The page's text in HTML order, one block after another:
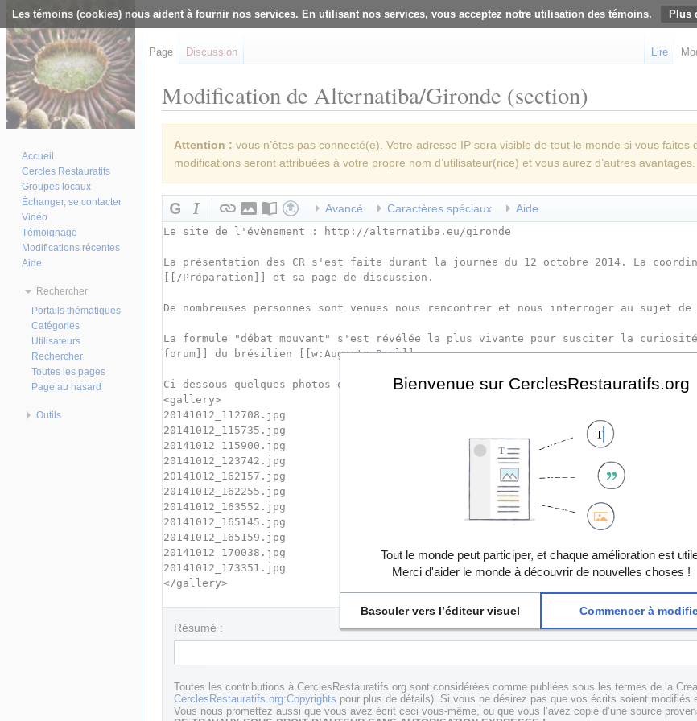
Les témoins (cookies) nous aident à fournir nos services. En utilisant nos services, vous acceptez notre utilisation des témoins. Plus
Modification de Alternatiba/Gironde (section)
Attention : vous n’êtes pas connecté(e). Votre adresse IP sera visible de tout le monde si vous faites
modifications seront attribuées à votre propre nom d’utilisateur(rice) et vous aurez d’autres avantages.
Avancé Caractères spéciaux Aide
Résumé :
Toutes les contributions à CerclesRestauratifs.org sont considérées comme publiées sous les termes de la
CerclesRestauratifs.org:Copyrights pour plus de détails). Si vous ne désirez pas que vos écrits soient
Vous nous promettez aussi que vous avez écrit ceci vous-même, ou que vous l’avez copié d’une source
Page Discussion Lire
Accueil
Cercles Restauratifs
Groupes locaux
Échanger, se contacter
Vidéo
Témoignage
Modifications récentes
Aide
Rechercher
Portails thématiques
Catégories
Utilisateurs
Rechercher
Toutes les pages
Page au hasard
Outils
Bienvenue sur CerclesRestauratifs.org
Tout le monde peut participer, et chaque amélioration est
Merci d'aider le monde à découvrir de nouvelles choses !
Basculer vers l’éditeur visuel Commencer à